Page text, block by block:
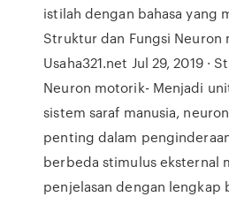
istilah dengan bahasa yang
Struktur dan Fungsi Neuron
Usaha321.net Jul 29, 2019 ·
Neuron motorik- Menjadi
sistem saraf manusia,
penting dalam
berbeda stimulus eksternal
penjelasan dengan lengkap